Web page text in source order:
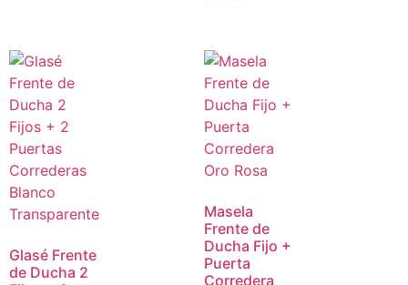
Glasé Frente
de Ducha 2
Masela
Frente de
Ducha Fijo +
Puerta
Corredera